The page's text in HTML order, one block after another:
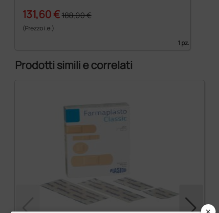
131,60 €188,00 €
(Prezzo i.e.)
1 pz.
Prodotti simili e correlati